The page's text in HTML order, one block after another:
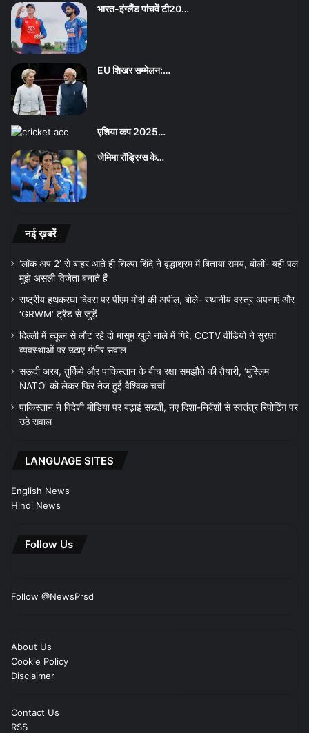
भारत-इंग्लैंड पांचवें टी20…
EU शिखर सम्मेलन:…
एशिया कप 2025…
जेमिमा रॉड्रिग्स के…
नई ख़बरें
‘लॉक अप 2’ से बाहर आते ही शिल्पा शिंदे ने वृद्धाश्रम में बिताया समय, बोलीं- यही पल
मुझे असली विजेता बनाते हैं
राष्ट्रीय हथकरघा दिवस पर पीएम मोदी की अपील, बोले- स्थानीय वस्त्र अपनाएं और
‘GRWM’ ट्रेंड से जुड़ें
दिल्ली में स्कूल से लौट रहे दो मासूम खुले नाले में गिरे, CCTV वीडियो ने सुरक्षा
व्यवस्थाओं पर उठाए गंभीर सवाल
सऊदी अरब, तुर्किये और पाकिस्तान के बीच रक्षा समझौते की तैयारी, ‘मुस्लिम
NATO’ को लेकर फिर तेज हुई वैश्विक चर्चा
पाकिस्तान ने विदेशी मीडिया पर बढ़ाई सख्ती, नए दिशा-निर्देशों से स्वतंत्र रिपोर्टिंग पर
उठे सवाल
LANGUAGE SITES
English News
Hindi News
Follow Us
Follow @NewsPrsd
About Us
Cookie Policy
Disclaimer
Contact Us
RSS